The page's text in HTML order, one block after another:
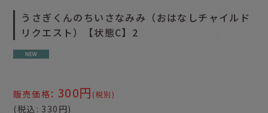
うさぎくんのちいさなみみ（おはなしチャイルド
リクエスト）【状態C】2
販売価格: 300円 (税別)
(税込 : 330 円)